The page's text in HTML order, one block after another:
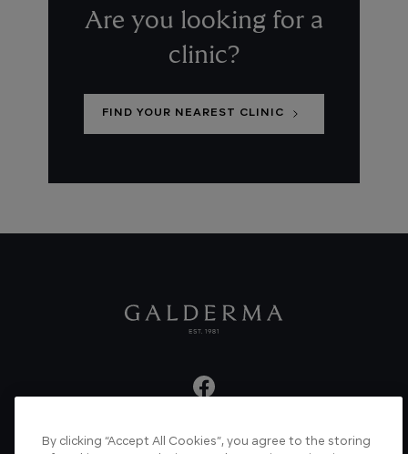
Are you looking for a
clinic?
FIND YOUR NEAREST CLINIC
About us Articles News Videos
By clicking “Accept All Cookies”, you agree to the storing